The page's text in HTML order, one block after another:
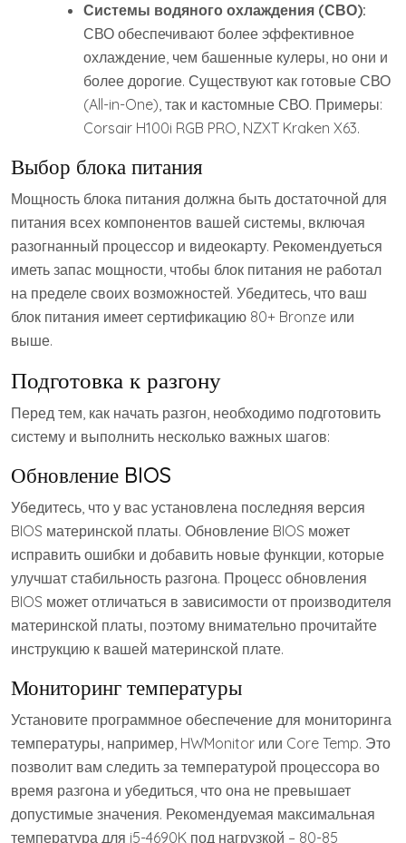
Системы водяного охлаждения (СВО):
СВО обеспечивают более эффективное
охлаждение, чем башенные кулеры, но они и
более дорогие. Существуют как готовые СВО
(All-in-One), так и кастомные СВО. Примеры:
Corsair H100i RGB PRO, NZXT Kraken X63.
Выбор блока питания
Мощность блока питания должна быть достаточной для
питания всех компонентов вашей системы, включая
разогнанный процессор и видеокарту. Рекомендуеться
иметь запас мощности, чтобы блок питания не работал
на пределе своих возможностей. Убедитесь, что ваш
блок питания имеет сертификацию 80+ Bronze или
выше.
Подготовка к разгону
Перед тем, как начать разгон, необходимо подготовить
систему и выполнить несколько важных шагов:
Обновление BIOS
Убедитесь, что у вас установлена последняя версия
BIOS материнской платы. Обновление BIOS может
исправить ошибки и добавить новые функции, которые
улучшат стабильность разгона. Процесс обновления
BIOS может отличаться в зависимости от производителя
материнской платы, поэтому внимательно прочитайте
инструкцию к вашей материнской плате.
Мониторинг температуры
Установите программное обеспечение для мониторинга
температуры, например, HWMonitor или Core Temp. Это
позволит вам следить за температурой процессора во
время разгона и убедиться, что она не превышает
допустимые значения. Рекомендуемая максимальная
температура для i5-4690K под нагрузкой – 80-85